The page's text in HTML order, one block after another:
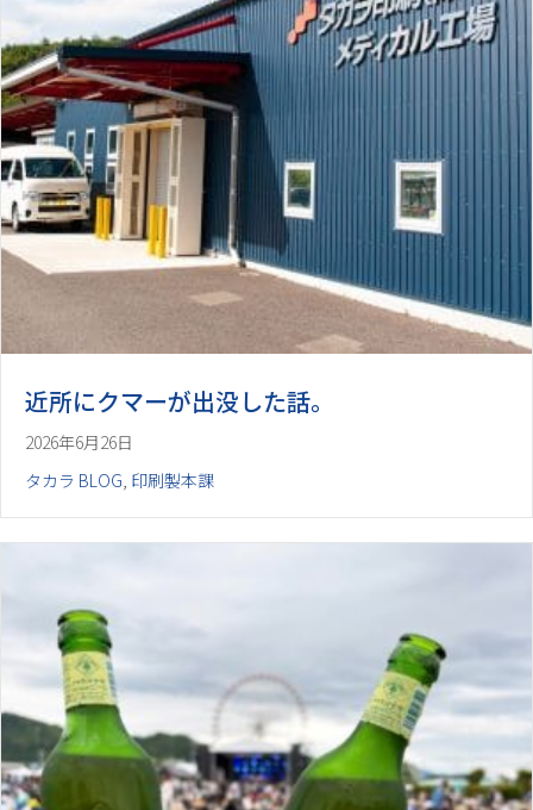
近所にクマーが出没した話。
2026年6月26日
タカラ BLOG, 印刷製本課